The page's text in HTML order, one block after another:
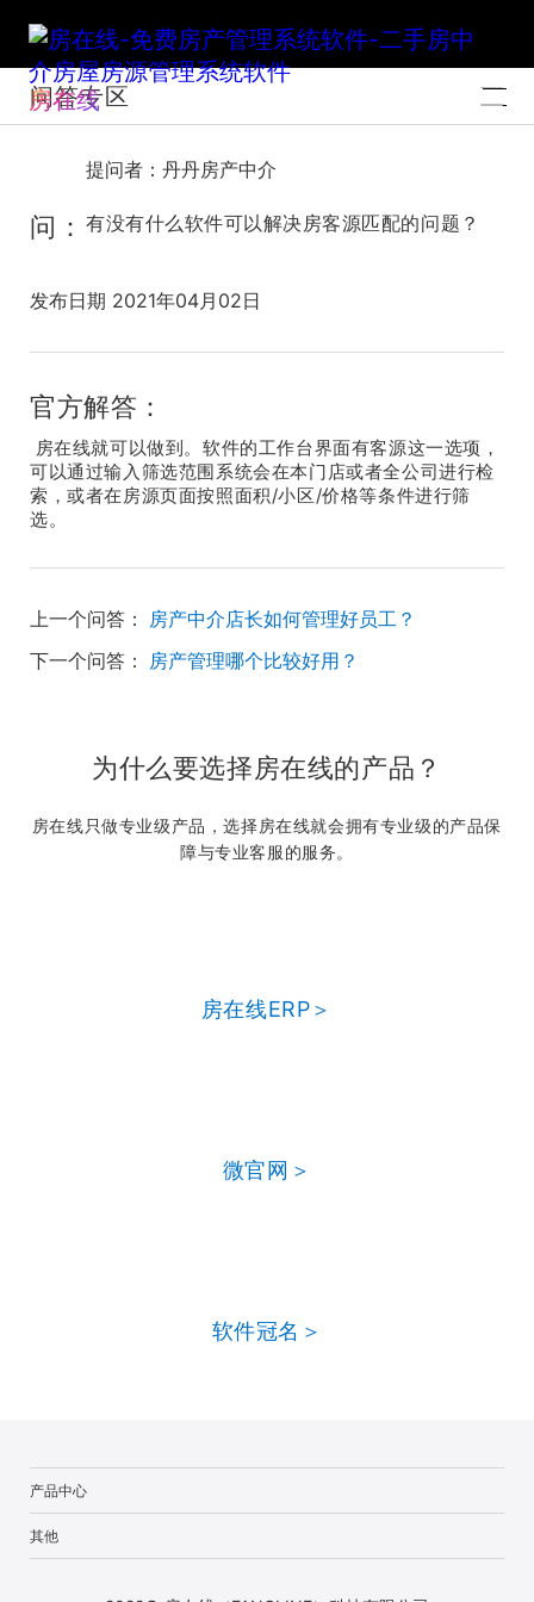
房在线
问答专区
提问者：丹丹房产中介
问： 有没有什么软件可以解决房客源匹配的问题？
发布日期 2021年04月02日
官方解答：
房在线就可以做到。软件的工作台界面有客源这一选项，
可以通过输入筛选范围系统会在本门店或者全公司进行检
索，或者在房源页面按照面积/小区/价格等条件进行筛
选。
上一个问答： 房产中介店长如何管理好员工？
下一个问答： 房产管理哪个比较好用？
为什么要选择房在线的产品？
房在线只做专业级产品，选择房在线就会拥有专业级的产品保
障与专业客服的服务。
房在线ERP＞
微官网＞
软件冠名＞
产品中心
其他